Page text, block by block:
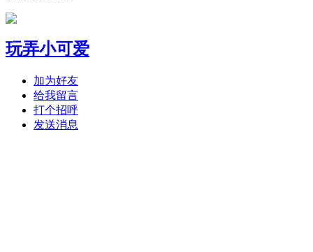
玩弄小可爱
加为好友
给我留言
打个招呼
发送消息